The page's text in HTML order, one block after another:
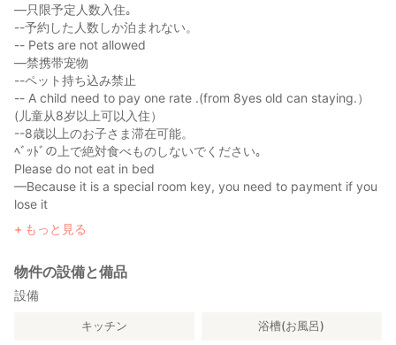
—只限予定人数入住｡
--予約した人数しか泊まれない。
-- Pets are not allowed
—禁携带宠物
--ペット持ち込み禁止
-- A child need to pay one rate .(from 8yes old can staying.）
(儿童从8岁以上可以入住）
--8歳以上のお子さま滞在可能。
ﾍﾞｯﾄﾞの上で絶対食べものしないでください｡
Please do not eat in bed
—Because it is a special room key, you need to payment if you
lose it
—Please don't dye your hair in the apartment
--電子鍵なので、無くさないように❗️
People around are sleeping.
晚上21:00—早8:00请保持安静,周围邻居已休息。
—Fee will be charged as soon as check-in and late check-out
もっと見る
物件の設備と備品
設備
キッチン 浴槽(お風呂)